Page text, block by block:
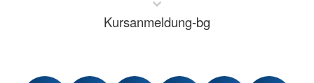
Kursanmeldung-bg